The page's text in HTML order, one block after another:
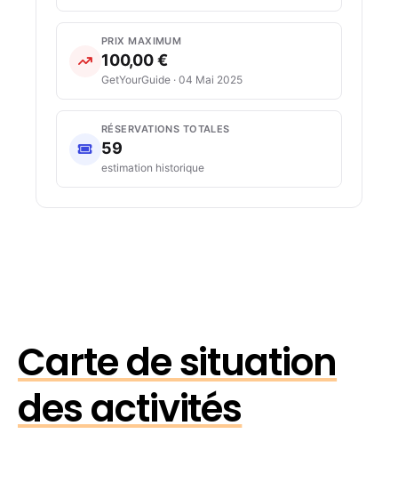
PRIX MAXIMUM
100,00 €
GetYourGuide · 04 Mai 2025
RÉSERVATIONS TOTALES
59
estimation historique
Carte de situation
des activités